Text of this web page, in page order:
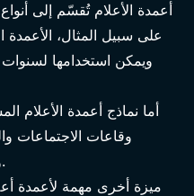
نماذج
أعمدة الأعلام تُقسّم إلى
على سبيل المثال،
ويمكن استخدامها لسنوات
أما نماذج أعمدة الأعلام
وقاعات الاجتماعات
وعصرياً. بالإضافة إلى ذلك، تتميز الأعمدة الداخلية عادةً بخصائص تسهل نقلها وتركيبها. وهذا يمثل ميزة كبيرة للمستخدمين.
ميزة أخرى مهمة لأعمدة